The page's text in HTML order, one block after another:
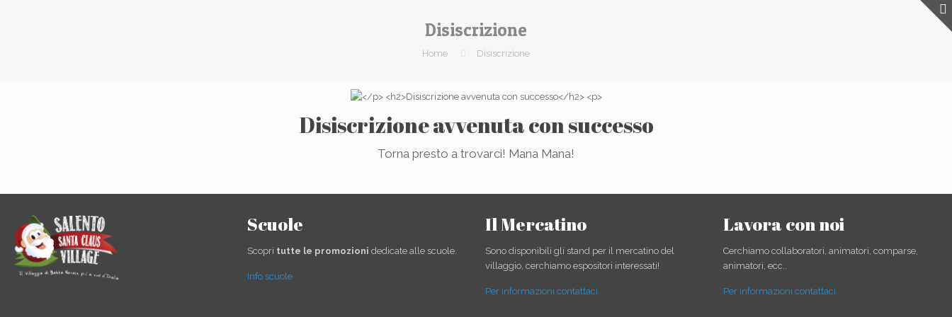
Disiscrizione
Home Disiscrizione
Disiscrizione avvenuta con successo
Torna presto a trovarci! Mana Mana!
Scuole
Scopri tutte le promozioni dedicate alle scuole.
Info scuole
Il Mercatino
Sono disponibili gli stand per il mercatino del
villaggio, cerchiamo espositori interessati!
Per informazioni contattaci
Lavora con noi
Cerchiamo collaboratori, animatori, comparse,
animatori, ecc..
Per informazioni contattaci